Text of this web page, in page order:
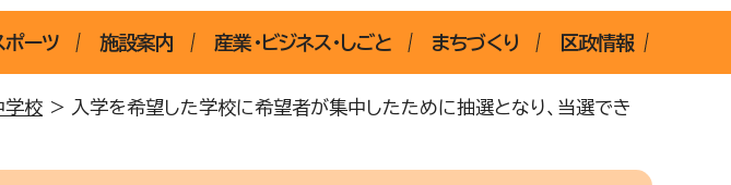
ポーツ 施設案内 産業・ビジネス・しごと まちづくり 区政情報
学校 > 入学を希望した学校に希望者が集中したために抽選となり、当選でき